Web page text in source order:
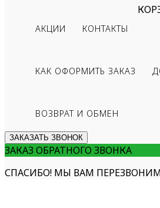
АКЦИИ КОНТАКТЫ
КАК ОФОРМИТЬ ЗАКАЗ
ВОЗВРАТ И ОБМЕН
ЗАКАЗАТЬ ЗВОНОК
ЗАКАЗ ОБРАТНОГО ЗВОНКА
СПАСИБО! МЫ ВАМ